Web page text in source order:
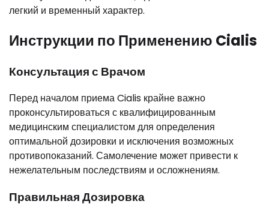
легкий и временный характер.
Инструкции по Применению Cialis
Консультация с Врачом
Перед началом приема Cialis крайне важно
проконсультироваться с квалифицированным
медицинским специалистом для определения
оптимальной дозировки и исключения возможных
противопоказаний. Самолечение может привести к
нежелательным последствиям и осложнениям.
Правильная Дозировка